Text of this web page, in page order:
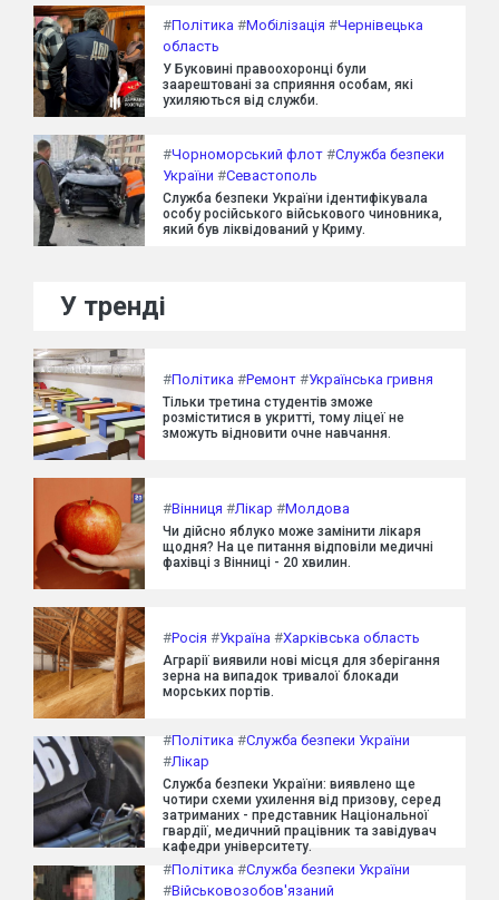
#Політика #Мобілізація #Чернівецька
область
У Буковині правоохоронці були
заарештовані за сприяння особам, які
ухиляються від служби.
#Чорноморський флот #Служба безпеки
України #Севастополь
Служба безпеки України ідентифікувала
особу російського військового чиновника,
який був ліквідований у Криму.
У тренді
#Політика #Ремонт #Українська гривня
Тільки третина студентів зможе
розміститися в укритті, тому ліцеї не
зможуть відновити очне навчання.
#Вінниця #Лікар #Молдова
Чи дійсно яблуко може замінити лікаря
щодня? На це питання відповіли медичні
фахівці з Вінниці - 20 хвилин.
#Росія #Україна #Харківська область
Аграрії виявили нові місця для зберігання
зерна на випадок тривалої блокади
морських портів.
#Політика #Служба безпеки України
#Лікар
Служба безпеки України: виявлено ще
чотири схеми ухилення від призову, серед
затриманих - представник Національної
гвардії, медичний працівник та завідувач
кафедри університету.
#Політика #Служба безпеки України
#Військовозобов'язаний